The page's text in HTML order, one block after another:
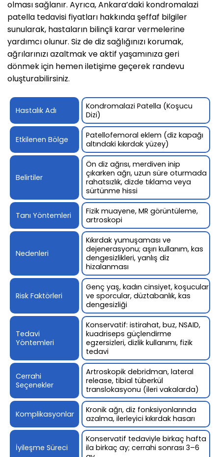
olması sağlanır. Ayrıca, Ankara’daki kondromalazi
patella tedavisi fiyatları hakkında şeffaf bilgiler
sunularak, hastaların bilinçli karar vermelerine
yardımcı olunur. Siz de diz sağlığınızı korumak,
ağrılarınızı azaltmak ve aktif yaşamınıza geri
dönmek için hemen iletişime geçerek randevu
oluşturabilirsiniz.
Hastalık Adı
Kondromalazi Patella (Koşucu
Dizi)
Etkilenen Bölge
Patellofemoral eklem (diz kapağı
altındaki kıkırdak yüzey)
Belirtiler
Ön diz ağrısı, merdiven inip
çıkarken ağrı, uzun süre oturmada
rahatsızlık, dizde tıklama veya
sürtünme hissi
Tanı Yöntemleri
Fizik muayene, MR görüntüleme,
artroskopi
Nedenleri
Kıkırdak yumuşaması ve
dejenerasyonu; aşırı kullanım, kas
dengesizlikleri, yanlış diz
hizalanması
Risk Faktörleri
Genç yaş, kadın cinsiyet, koşucular
ve sporcular, düztabanlık, kas
dengesizliği
Tedavi
Yöntemleri
Konservatif: istirahat, buz, NSAID,
kuadriseps güçlendirme
egzersizleri, dizlik kullanımı, fizik
tedavi
Cerrahi
Seçenekler
Artroskopik debridman, lateral
release, tibial tüberkül
translokasyonu (ileri vakalarda)
Komplikasyonlar
Kronik ağrı, diz fonksiyonlarında
azalma, ilerleyici kıkırdak hasarı
İyileşme Süreci
Konservatif tedaviyle birkaç hafta
ila birkaç ay; cerrahi sonrası 3–6